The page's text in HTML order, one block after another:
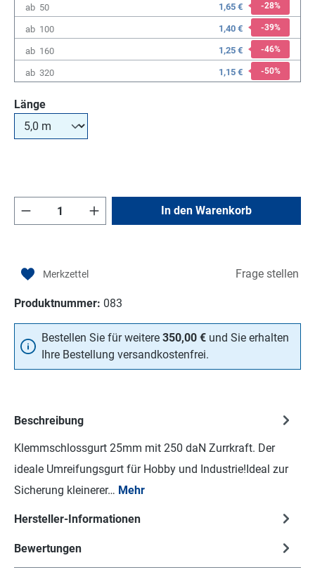
ab 50 1,65 € -28%
ab 100 1,40 € -39%
ab 160 1,25 € -46%
ab 320 1,15 € -50%
Längeauswählen
Produkt Anzahl: Gib den gewünschten
In den Warenkorb
Frage stellen
Produktnummer: 083
Bestellen Sie für weitere 350,00 € und Sie erhalten
Ihre Bestellung versandkostenfrei.
Beschreibung
Klemmschlossgurt 25mm mit 250 daN Zurrkraft. Der
ideale Umreifungsgurt für Hobby und Industrie!Ideal zur
Sicherung kleinerer… Mehr
Hersteller-Informationen
Bewertungen